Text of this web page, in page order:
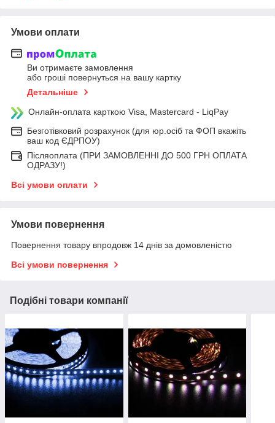
Умови оплати
Ви отримаєте замовлення
або гроші повернуться на вашу картку
Детальніше
Онлайн-оплата карткою Visa, Mastercard - LiqPay
Безготівковий розрахунок (для юр.осіб та ФОП вкажіть
ваш код ЄДРПОУ)
Післяоплата (ПРИ ЗАМОВЛЕННІ ДО 500 ГРН ОПЛАТА
ОДРАЗУ!)
Всі умови оплати
Умови повернення
Повернення товару впродовж 14 днів за домовленістю
Всі умови повернення
Подібні товари компанії